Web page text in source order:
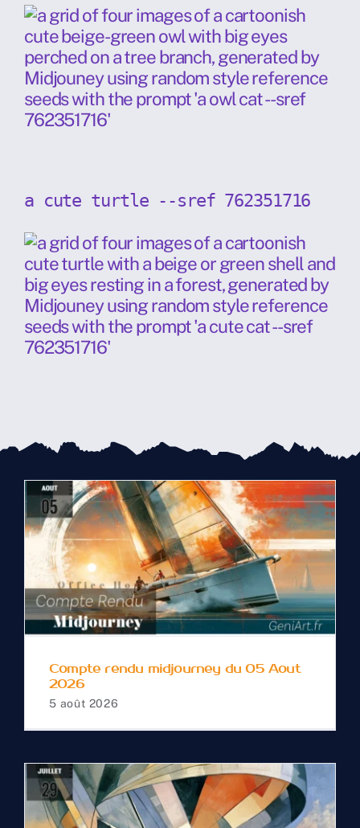
a cute turtle --sref 762351716
Compte rendu
midjourney du 05 Aout
2026
Compte rendu midjourney du 05 Aout
2026
5 août 2026